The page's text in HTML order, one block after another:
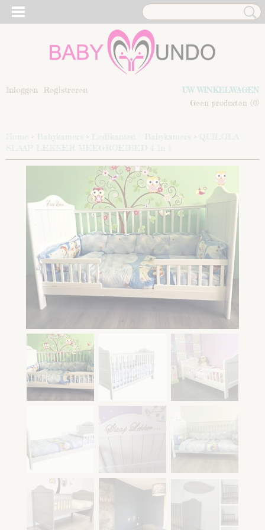
Inloggen Registreren
UW WINKELWAGEN
Geen producten (0)
Home > Babykamers > Ledikanten / Babykamers >
QUILOLA
SLAAP LEKKER MEEGROEIBED 4 in 1